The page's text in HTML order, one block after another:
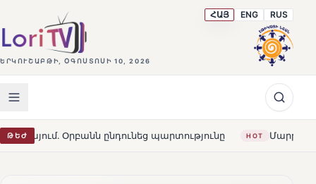
ԵՐԿՈՒՇԱԲԹԻ, ՕԳՈՍՏՈՍԻ 10, 2026
ՀԱՅ ENG RUS
ԹԵԺընդունեց պարտությունը HOT Մարթա Կոս. «Հայաստանն